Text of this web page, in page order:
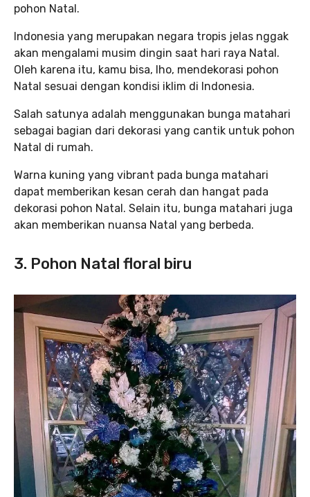
pohon Natal.
Indonesia yang merupakan negara tropis jelas nggak
akan mengalami musim dingin saat hari raya Natal.
Oleh karena itu, kamu bisa, lho, mendekorasi pohon
Natal sesuai dengan kondisi iklim di Indonesia.
Salah satunya adalah menggunakan bunga matahari
sebagai bagian dari dekorasi yang cantik untuk pohon
Natal di rumah.
Warna kuning yang vibrant pada bunga matahari
dapat memberikan kesan cerah dan hangat pada
dekorasi pohon Natal. Selain itu, bunga matahari juga
akan memberikan nuansa Natal yang berbeda.
3. Pohon Natal floral biru